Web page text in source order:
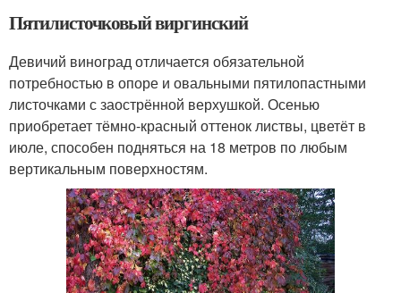
Пятилисточковый виргинский
Девичий виноград отличается обязательной
потребностью в опоре и овальными пятилопастными
листочками с заострённой верхушкой. Осенью
приобретает тёмно-красный оттенок листвы, цветёт в
июле, способен подняться на 18 метров по любым
вертикальным поверхностям.